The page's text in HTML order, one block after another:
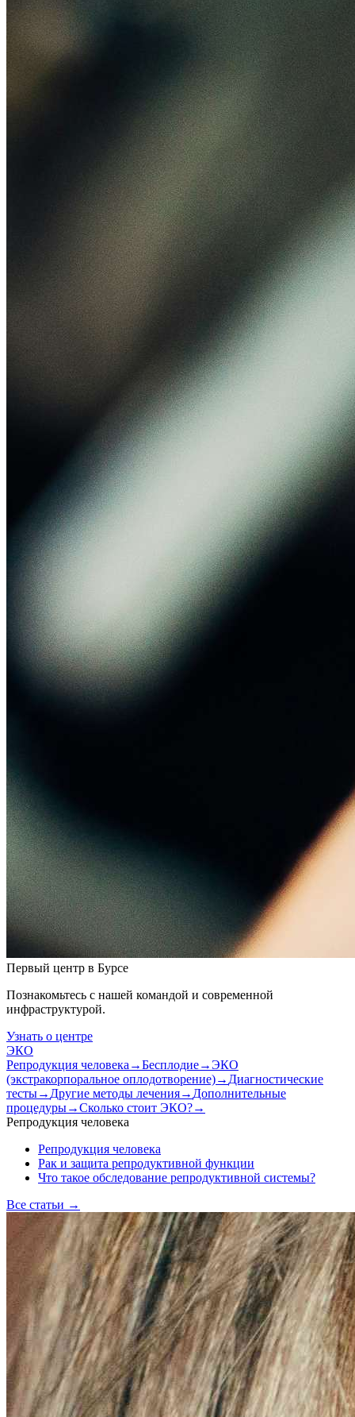
Первый центр в Бурсе
Познакомьтесь с нашей командой и современной
инфраструктурой.
Узнать о центре
ЭКО
Репродукция человека →Бесплодие→ЭКО
(экстракорпоральное оплодотворение)→ Диагностические
тесты→ Другие методы лечения→ Дополнительные
процедуры→Сколько стоит ЭКО?→
Репродукция человека
Репродукция человека
Рак и защита репродуктивной функции
Что такое обследование репродуктивной системы?
Все статьи →